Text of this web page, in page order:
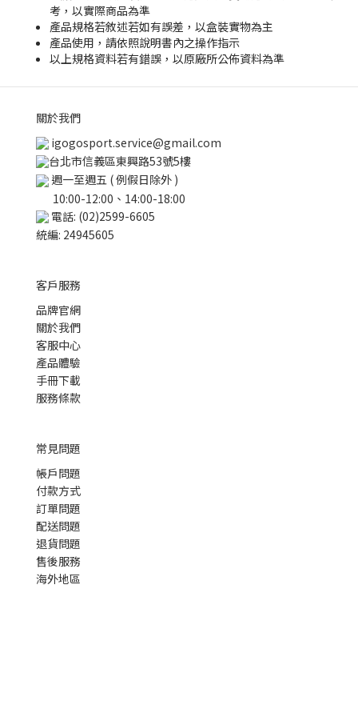
考，以實際商品為準
產品規格若敘述若如有誤差，以盒裝實物為主
產品使用，請依照說明書內之操作指示
以上規格資料若有錯誤，以原廠所公佈資料為準
關於我們
igogosport.service@gmail.com
台北市信義區東興路53號5樓
週一至週五 ( 例假日除外 )
10:00-12:00、14:00-18:00
電話: (02)2599-6605
統編: 24945605
客戶服務
品牌官網
關於我們
客服中心
產品體驗
手冊下載
服務條款
常見問題
帳戶問題
付款方式
訂單問題
配送問題
退貨問題
售後服務
海外地區